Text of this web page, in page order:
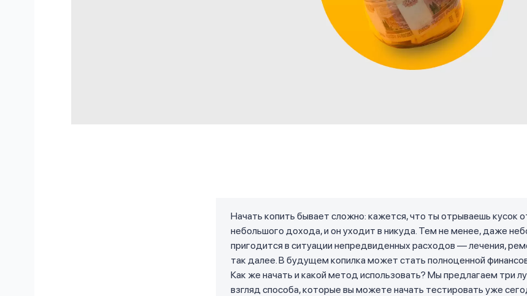
Начать копить бывает сложно: кажется, что ты отрываешь кусок
небольшого дохода, и он уходит в никуда. Тем не менее, даже
пригодится в ситуации непредвиденных расходов — лечения,
так далее. В будущем копилка может стать полноценной
Как же начать и какой метод использовать? Мы предлагаем три
взгляд способа, которые вы можете начать тестировать уже